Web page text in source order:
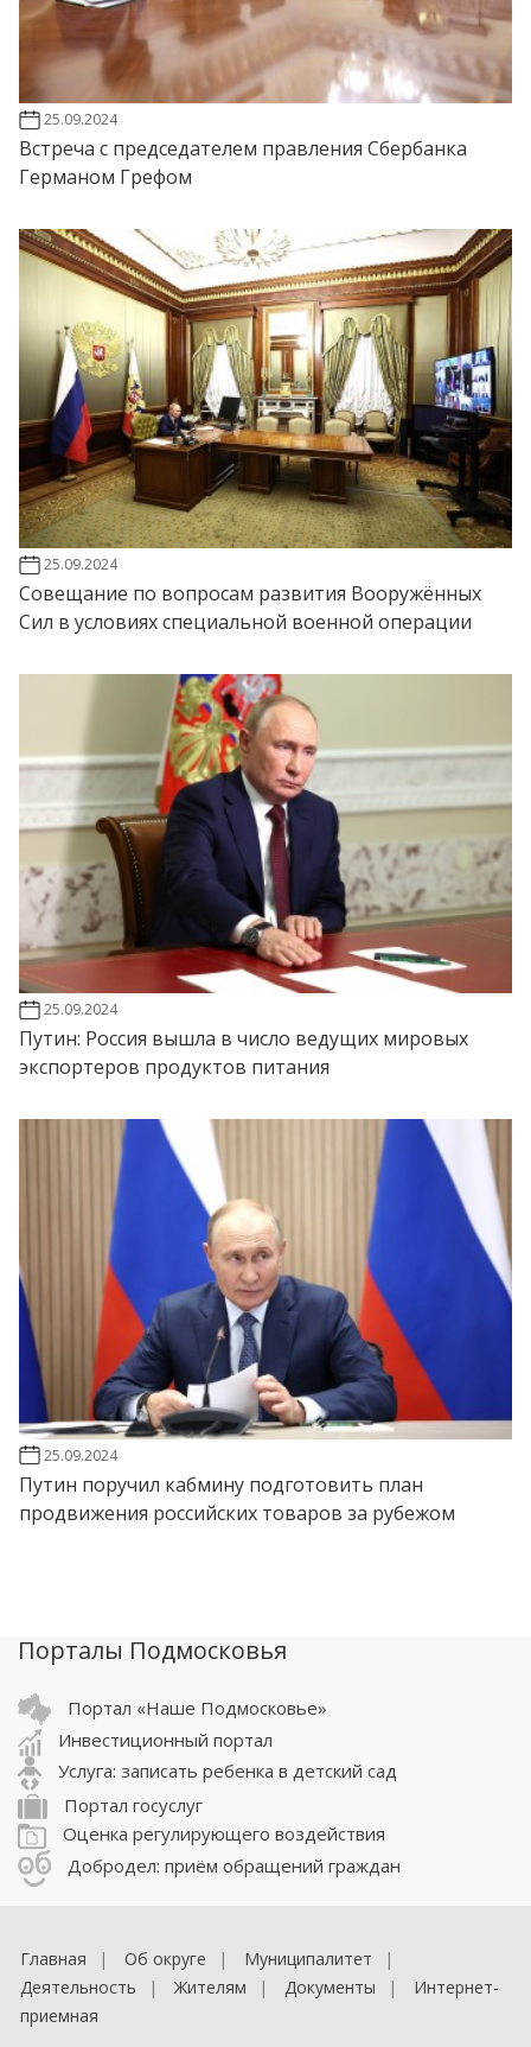
25.09.2024
Встреча с председателем правления Сбербанка
Германом Грефом
25.09.2024
Совещание по вопросам развития Вооружённых
Сил в условиях специальной военной операции
25.09.2024
Путин: Россия вышла в число ведущих мировых
экспортеров продуктов питания
25.09.2024
Путин поручил кабмину подготовить план
продвижения российских товаров за рубежом
Порталы Подмосковья
Портал «Наше Подмосковье»
Инвестиционный портал
Услуга: записать ребенка в детский сад
Портал госуслуг
Оценка регулирующего воздействия
Добродел: приём обращений граждан
Главная Об округе
Муниципалитет
Деятельность
Жителям Документы
Интернет-
приемная